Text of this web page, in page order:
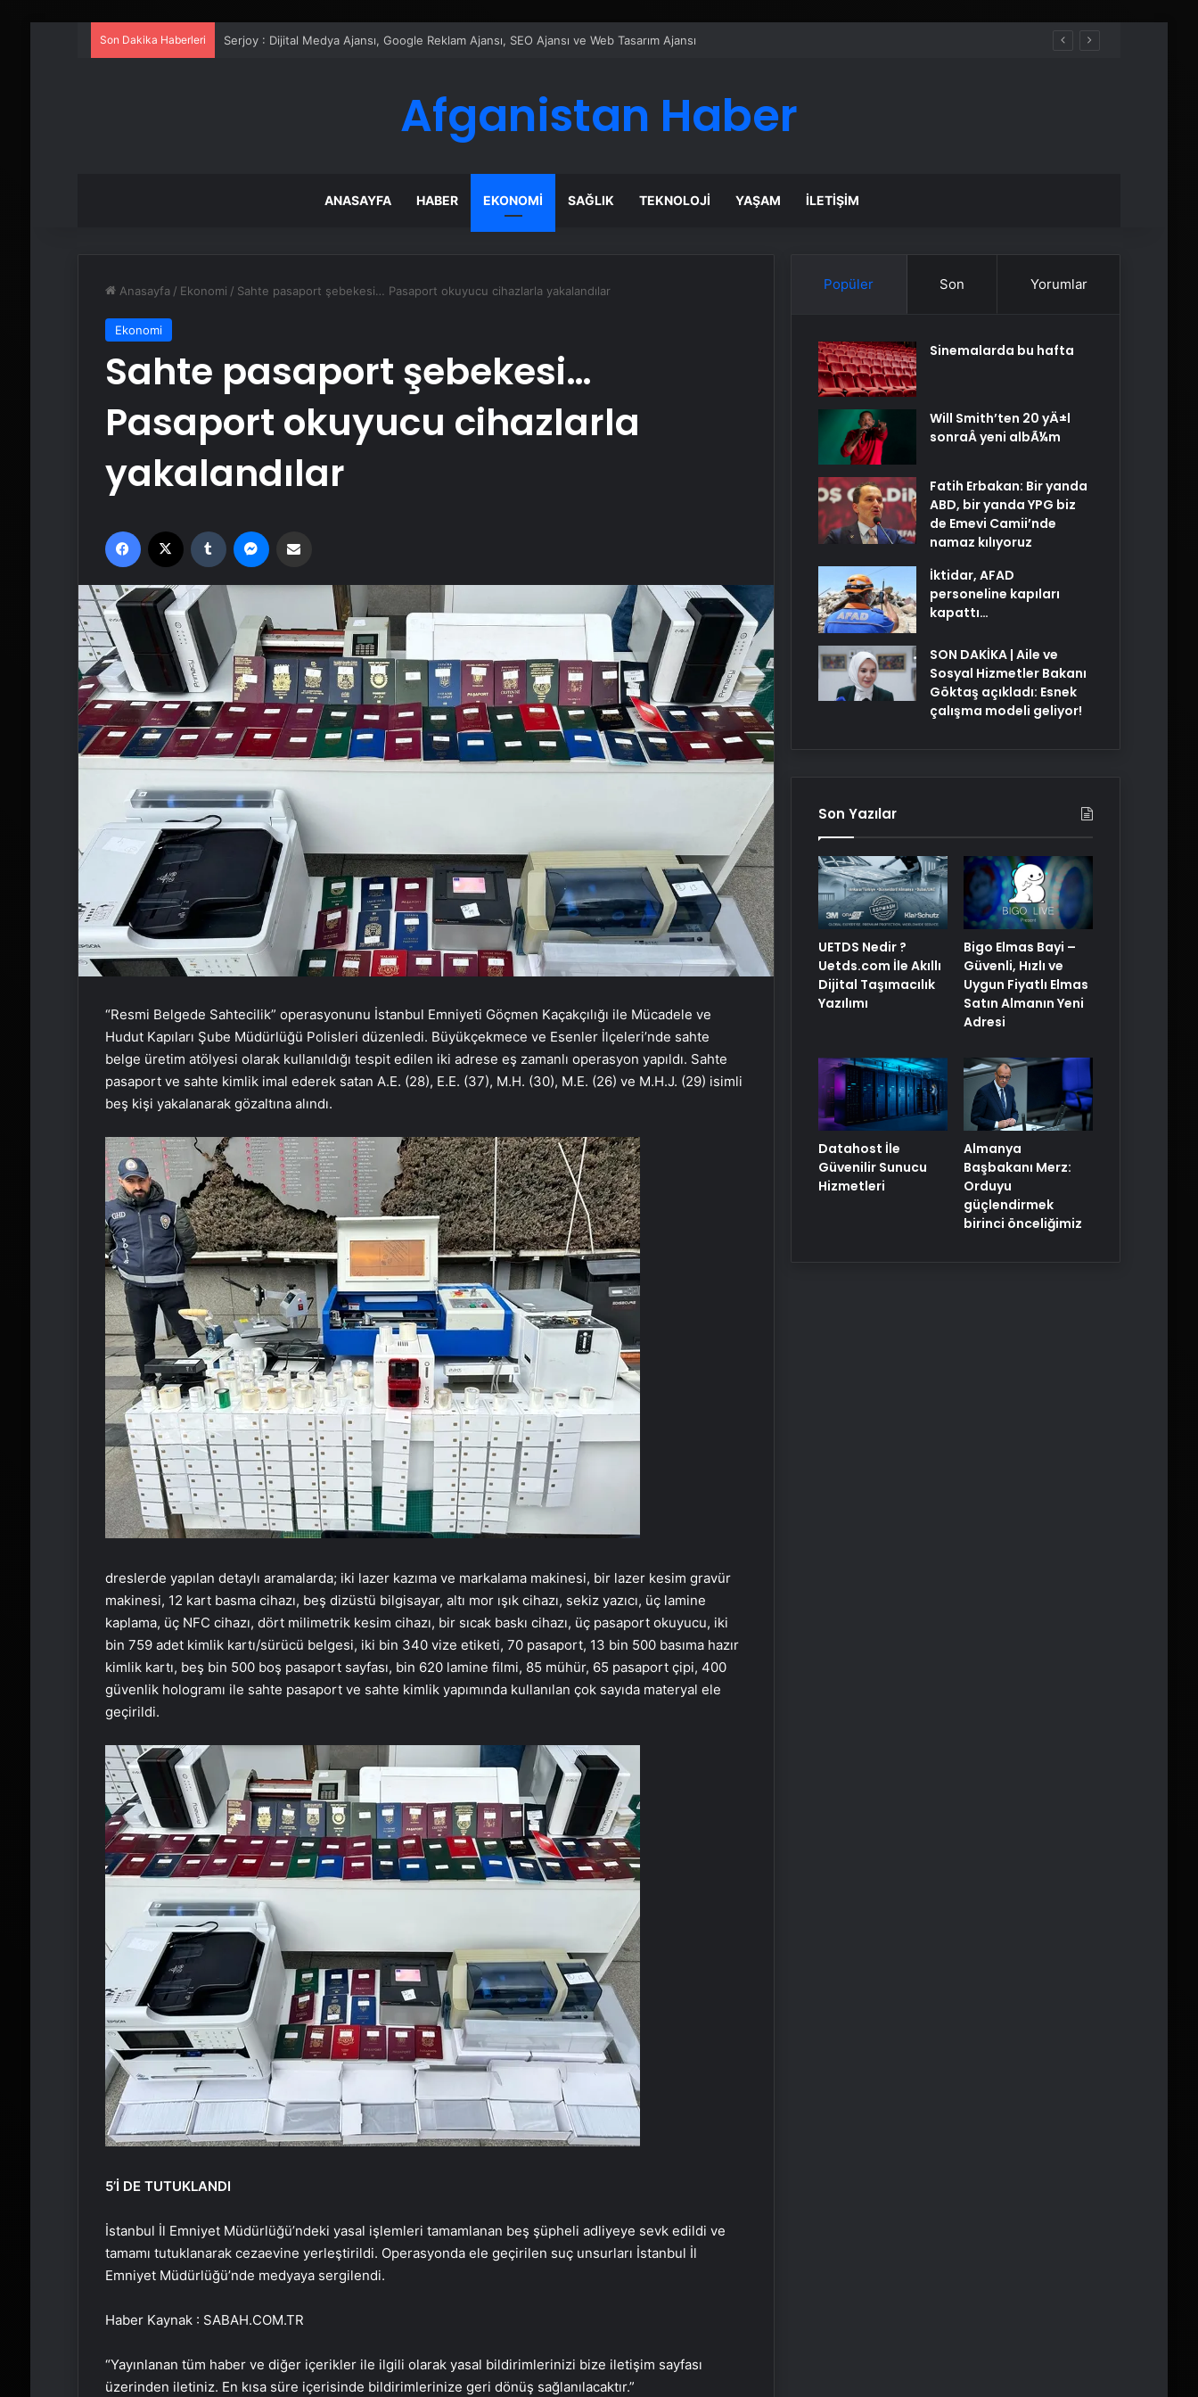
Son Dakika Haberleri UETDS Nedir ? Uetds.com İle Akıllı Dijital Taşımacılık Yazılımı
Afganistan Haber
ANASAYFA HABER EKONOMI SAĞLIK TEKNOLOJI YAŞAM İLETIŞIM
Anasayfa / Ekonomi / Sahte pasaport şebekesi… Pasaport okuyucu cihazlarla yakalandılar
Ekonomi
Sahte pasaport şebekesi…
Pasaport okuyucu cihazlarla
yakalandılar
Facebook Tumblr
“Resmi Belgede Sahtecilik” operasyonunu İstanbul Emniyeti Göçmen Kaçakçılığı ile Mücadele ve
Hudut Kapıları Şube Müdürlüğü Polisleri düzenledi. Büyükçekmece ve Esenler İlçeleri’nde sahte
belge üretim atölyesi olarak kullanıldığı tespit edilen iki adrese eş zamanlı operasyon yapıldı. Sahte
pasaport ve sahte kimlik imal ederek satan A.E. (28), E.E. (37), M.H. (30), M.E. (26) ve M.H.J. (29) isimli
beş kişi yakalanarak gözaltına alındı.
dreslerde yapılan detaylı aramalarda; iki lazer kazıma ve markalama makinesi, bir lazer kesim gravür
makinesi, 12 kart basma cihazı, beş dizüstü bilgisayar, altı mor ışık cihazı, sekiz yazıcı, üç lamine
kaplama, üç NFC cihazı, dört milimetrik kesim cihazı, bir sıcak baskı cihazı, üç pasaport okuyucu, iki
bin 759 adet kimlik kartı/sürücü belgesi, iki bin 340 vize etiketi, 70 pasaport, 13 bin 500 basıma hazır
kimlik kartı, beş bin 500 boş pasaport sayfası, bin 620 lamine filmi, 85 mühür, 65 pasaport çipi, 400
güvenlik hologramı ile sahte pasaport ve sahte kimlik yapımında kullanılan çok sayıda materyal ele
geçirildi.
5’İ DE TUTUKLANDI
İstanbul İl Emniyet Müdürlüğü’ndeki yasal işlemleri tamamlanan beş şüpheli adliyeye sevk edildi ve
tamamı tutuklanarak cezaevine yerleştirildi. Operasyonda ele geçirilen suç unsurları İstanbul İl
Emniyet Müdürlüğü’nde medyaya sergilendi.
Haber Kaynak : SABAH.COM.TR
“Yayınlanan tüm haber ve diğer içerikler ile ilgili olarak yasal bildirimlerinizi bize iletişim sayfası
üzerinden iletiniz. En kısa süre içerisinde bildirimlerinize geri dönüş sağlanılacaktır.”
Balık Ayhan bu sabah hayatını
demledi
Popüler Son Yorumlar
Sinemalarda bu hafta
Will Smith’ten 20 yÄ±l
sonraÂ yeni albÃ¼m
Fatih Erbakan: Bir yanda
ABD, bir yanda YPG biz
de Emevi Camii’nde
namaz kılıyoruz
İktidar, AFAD
personeline kapıları
kapattı…
SON DAKİKA | Aile ve
Sosyal Hizmetler Bakanı
Göktaş açıkladı: Esnek
çalışma modeli geliyor!
Son Yazılar
UETDS Nedir ?
Uetds.com İle Akıllı
Dijital Taşımacılık
Yazılımı
Bigo Elmas Bayi –
Güvenli, Hızlı ve
Uygun Fiyatlı Elmas
Satın Almanın Yeni
Adresi
Datahost İle
Güvenilir Sunucu
Hizmetleri
Almanya
Başbakanı Merz:
Orduyu
güçlendirmek
birinci önceliğimiz